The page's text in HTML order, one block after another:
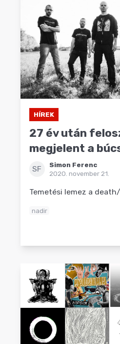
HÍREK
27 év után
megjelent a
SF
Simon Ferenc
2020. november 21.
Temetési lemez a
nadir